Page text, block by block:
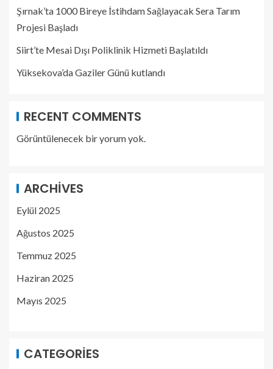
Şırnak’ta 1000 Bireye İstihdam Sağlayacak Sera Tarım
Projesi Başladı
Siirt’te Mesai Dışı Poliklinik Hizmeti Başlatıldı
Yüksekova’da Gaziler Günü kutlandı
RECENT COMMENTS
Görüntülenecek bir yorum yok.
ARCHIVES
Eylül 2025
Ağustos 2025
Temmuz 2025
Haziran 2025
Mayıs 2025
CATEGORIES